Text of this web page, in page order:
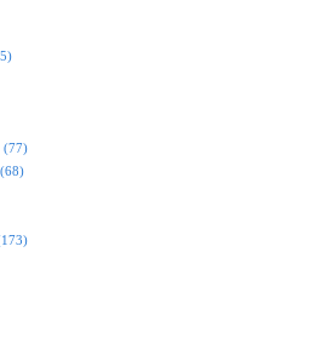
(77)
(68)